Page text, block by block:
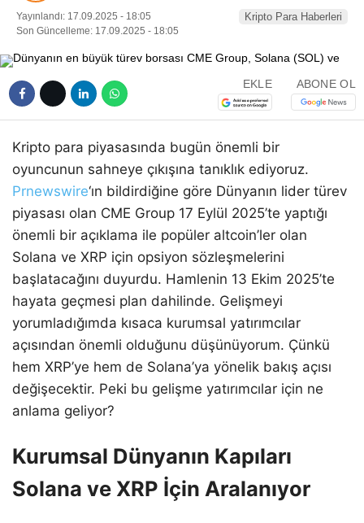
Yayınlandı: 17.09.2025 - 18:05
Son Güncelleme: 17.09.2025 - 18:05
Kripto Para Haberleri
EKLE ABONE OL
Kripto para piyasasında bugün önemli bir
oyuncunun sahneye çıkışına tanıklık ediyoruz.
Prnewswire‘ın bildirdiğine göre Dünyanın lider türev
piyasası olan CME Group 17 Eylül 2025’te yaptığı
önemli bir açıklama ile popüler altcoin’ler olan
Solana ve XRP için opsiyon sözleşmelerini
başlatacağını duyurdu. Hamlenin 13 Ekim 2025’te
hayata geçmesi plan dahilinde. Gelişmeyi
yorumladığımda kısaca kurumsal yatırımcılar
açısından önemli olduğunu düşünüyorum. Çünkü
hem XRP’ye hem de Solana’ya yönelik bakış açısı
değişecektir. Peki bu gelişme yatırımcılar için ne
anlama geliyor?
Kurumsal Dünyanın Kapıları
Solana ve XRP İçin Aralanıyor